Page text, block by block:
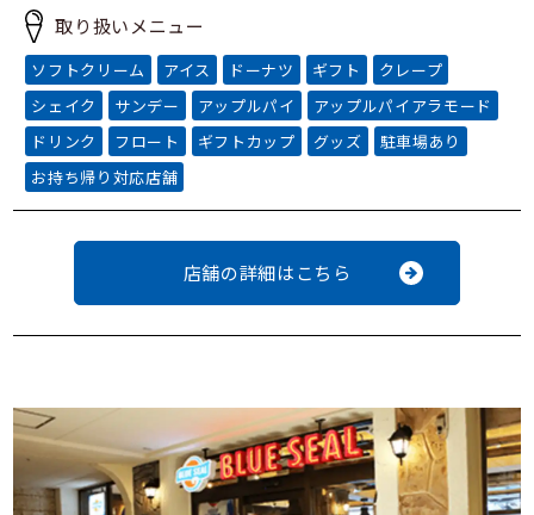
取り扱いメニュー
ソフトクリーム アイス ドーナツ ギフト
クレープ
シェイク
サンデー アップルパイ
アップルパイアラモード
ドリンク
フロート ギフトカップ グッズ
駐車場あり
お持ち帰り対応店舗
店舗の詳細はこちら